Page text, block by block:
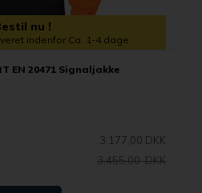
nu !
indenfor Ca. 1-4 dage
EN 20471 Signaljakke
3.177,00 DKK
3.455,00 DKK